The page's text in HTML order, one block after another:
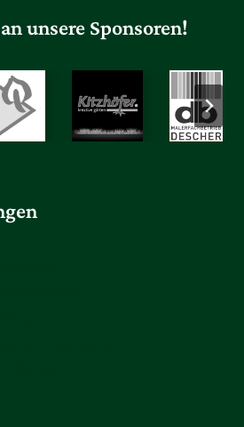
unsere Sponsoren!